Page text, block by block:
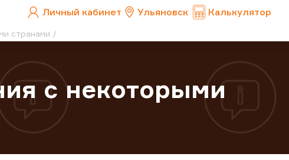
Личный кабинет Ульяновск Калькулятор
странами
с некоторыми